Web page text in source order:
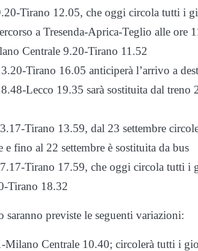
Tirano 12.05, che oggi circola tutti i
a Tresenda-Aprica-Teglio alle ore
Centrale 9.20-Tirano 11.52
Tirano 16.05 anticiperà l’arrivo a
Lecco 19.35 sarà sostituita dal
Tirano 13.59, dal 23 settembre
fino al 22 settembre è sostituita da bus
Tirano 17.59, che oggi circola tutti i
Tirano 18.32
previste le seguenti variazioni:
Centrale 10.40; circolerà tutti i